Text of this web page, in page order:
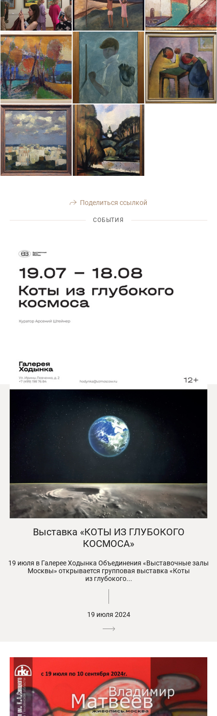
Поделиться ссылкой
СОБЫТИЯ
Выставка «КОТЫ ИЗ ГЛУБОКОГО
КОСМОСА»
19 июля в Галерее Ходынка Объединения «Выставочные залы
Москвы» открывается групповая выставка «Коты
из глубокого...
19 июля 2024